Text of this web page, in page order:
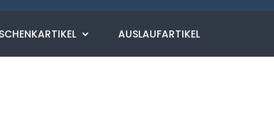
AUSLAUFARTIKEL